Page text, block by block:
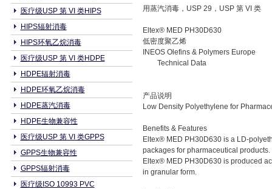
医疗级USP 第 VI 类HIPS
HIPS辐射消毒
HIPS环氧乙烷消毒
医疗级USP 第 VI 类HDPE
HDPE辐射消毒
HDPE环氧乙烷消毒
HDPE蒸汽消毒
HDPE生物兼容性
医疗级USP 第 VI 类GPPS
GPPS生物兼容性
GPPS辐射消毒
医疗级ISO 10993 PVC
用蒸汽消毒，USP 29，USP 第 VI 类
Eltex® MED PH30D630
低密度聚乙烯
INEOS Olefins & Polymers Europe
Technical Data
产品说明
Low Density Polyethylene for
Benefits & Features
Eltex® MED PH30D630 is a LD-
packages for pharmaceutical products.
Eltex® MED PH30D630 is produced
in granular form.